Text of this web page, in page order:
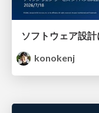
konokenj